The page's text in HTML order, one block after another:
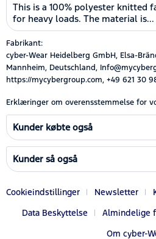
This is a 100% polyester knitted
for heavy loads. The material is...
Fabrikant:
cyber-Wear Heidelberg GmbH, Elsa-
Mannheim, Deutschland,
https://mycybergroup.com, +49 621 30
Erklæringer om overensstemmelse for
Kunder købte også
Kunder så også
Cookieindstillinger Newsletter
Data Beskyttelse
Almindelige
Om cyber-